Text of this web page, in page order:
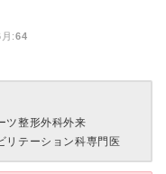
:64
ツ整形外科外来
リテーション科専門医